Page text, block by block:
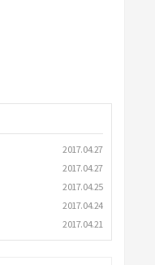
2017.04.27
2017.04.27
2017.04.25
2017.04.24
2017.04.21